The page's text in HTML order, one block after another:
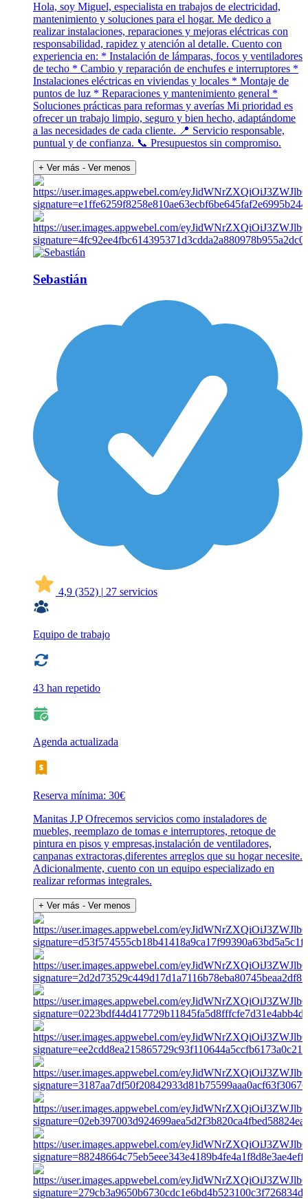
Hola, soy Miguel, especialista en trabajos de electricidad,
mantenimiento y soluciones para el hogar. Me dedico a
realizar instalaciones, reparaciones y mejoras eléctricas con
responsabilidad, rapidez y atención al detalle. Cuento con
experiencia en: * Instalación de lámparas, focos y ventiladores
de techo * Cambio y reparación de enchufes e interruptores *
Instalaciones eléctricas en viviendas y locales * Montaje de
puntos de luz * Reparaciones y mantenimiento general *
Soluciones prácticas para reformas y averías Mi prioridad es
ofrecer un trabajo limpio, seguro y bien hecho, adaptándome
a las necesidades de cada cliente. 📍 Servicio responsable,
puntual y de confianza. 📞 Presupuestos sin compromiso.
+ Ver más - Ver menos
Sebastián
4,9 (352) | 27 servicios
Equipo de trabajo
43 han repetido
Agenda actualizada
Reserva mínima: 30€
Manitas J.P Ofrecemos servicios como instaladores de
muebles, reemplazo de tomas e interruptores, retoque de
pintura en pisos y empresas,instalación de ventiladores,
canpanas extractoras,diferentes arreglos que su hogar necesite.
Adicionalmente, cuento con un equipo especializado en
realizar reformas integrales.
+ Ver más - Ver menos